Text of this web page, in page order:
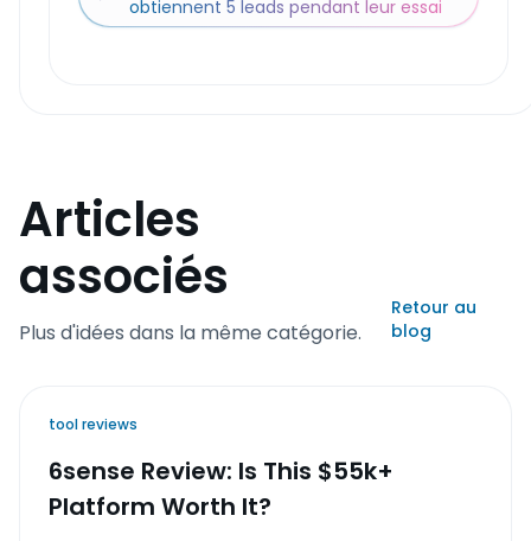
obtiennent 5 leads pendant leur essai
Articles
associés
Plus d'idées dans la même catégorie.
Retour au
blog
tool reviews
6sense Review: Is This $55k+
Platform Worth It?